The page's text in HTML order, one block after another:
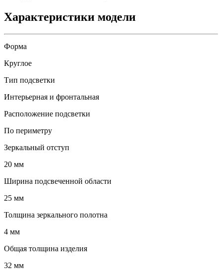
Характеристики модели
Форма
Круглое
Тип подсветки
Интерьерная и фронтальная
Расположение подсветки
По периметру
Зеркальный отступ
20 мм
Ширина подсвеченной области
25 мм
Толщина зеркального полотна
4 мм
Общая толщина изделия
32 мм